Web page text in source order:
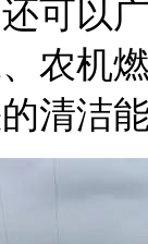
可以
农机
清洁